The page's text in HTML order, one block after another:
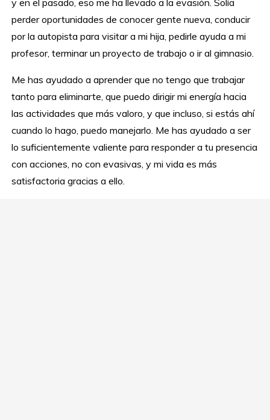
perder oportunidades de conocer gente nueva, conducir
por la autopista para visitar a mi hija, pedirle ayuda a mi
profesor, terminar un proyecto de trabajo o ir al gimnasio.
Me has ayudado a aprender que no tengo que trabajar
tanto para eliminarte, que puedo dirigir mi energía hacia
las actividades que más valoro, y que incluso, si estás ahí
cuando lo hago, puedo manejarlo. Me has ayudado a ser
lo suficientemente valiente para responder a tu presencia
con acciones, no con evasivas, y mi vida es más
satisfactoria gracias a ello.